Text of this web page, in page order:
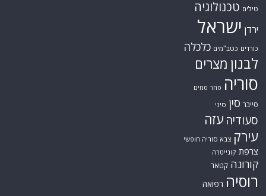
טילים טכנולוגיה
ירדן ישראל
כורדים כטב"מים כלכלה
לבנון מצרים
סוריה סחר סמים
סייבר סין סיני
סעודיה עזה
עירק צבא סוריה חופשי
צרפת קונייטרה
קורונה קטאר
רוסיה רפואה